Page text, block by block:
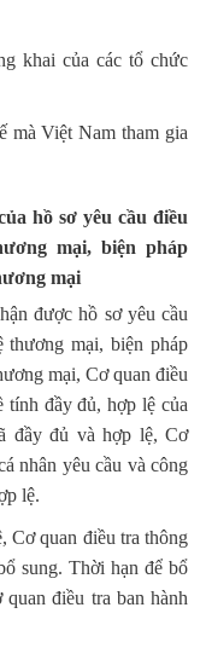
khai của các tổ chức
mà Việt Nam tham gia
hồ sơ yêu cầu điều
mại, biện pháp
mại
được hồ sơ yêu cầu
thương mại, biện pháp
mại, Cơ quan điều
tính đầy đủ, hợp lệ của
đầy đủ và hợp lệ, Cơ
nhân yêu cầu và công
lệ.
Cơ quan điều tra thông
sung. Thời hạn để bổ
điều tra ban hành